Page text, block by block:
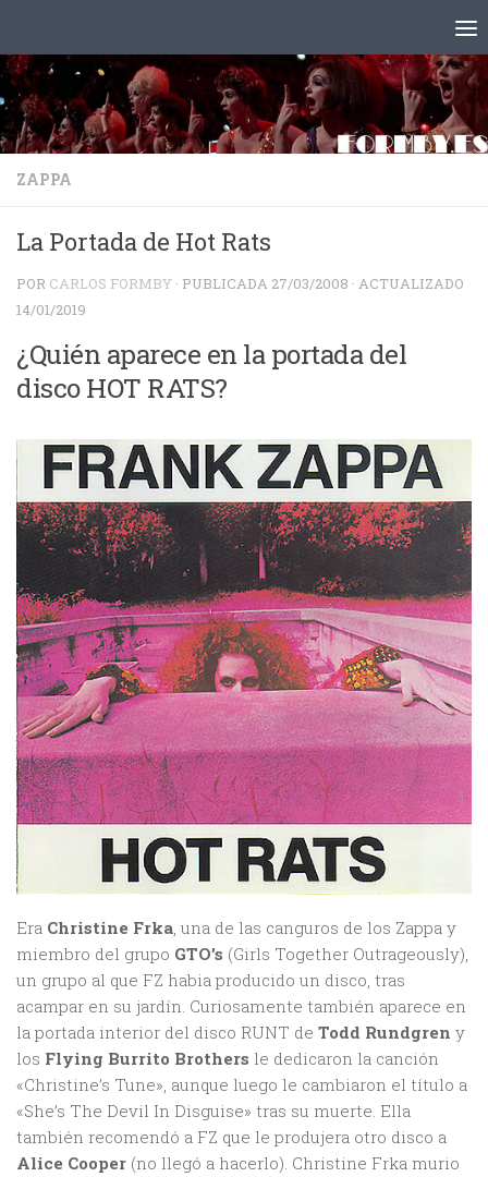
ZAPPA
La Portada de Hot Rats
POR CARLOS FORMBY · PUBLICADA 27/03/2008 · ACTUALIZADO
14/01/2019
¿Quién aparece en la portada del
disco HOT RATS?
Era Christine Frka, una de las canguros de los Zappa y
miembro del grupo GTO’s (Girls Together Outrageously),
un grupo al que FZ habia producido un disco, tras
acampar en su jardín. Curiosamente también aparece en
la portada interior del disco RUNT de Todd Rundgren y
los Flying Burrito Brothers le dedicaron la canción
«Christine’s Tune», aunque luego le cambiaron el título a
«She’s The Devil In Disguise» tras su muerte. Ella
también recomendó a FZ que le produjera otro disco a
Alice Cooper (no llegó a hacerlo). Christine Frka murio